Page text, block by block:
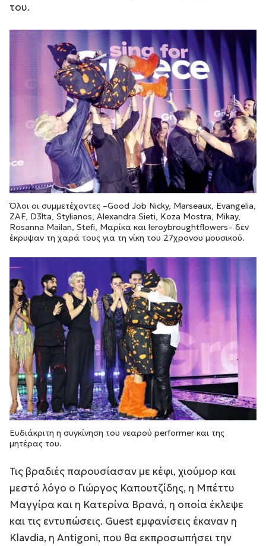
του.
Όλοι οι συμμετέχοντες –Good Job Nicky, Marseaux, Evangelia,
ZAF, D3lta, Stylianos, Alexandra Sieti, Koza Mostra, Mikay,
Rosanna Mailan, Stefi, Μαρίκα και leroybroughtflowers– δεν
έκρυψαν τη χαρά τους για τη νίκη του 27χρονου μουσικού.
Ευδιάκριτη η συγκίνηση του νεαρού performer και της
μητέρας του.
Τις βραδιές παρουσίασαν με κέφι, χιούμορ και
μεστό λόγο ο Γιώργος Καπουτζίδης, η Μπέττυ
Μαγγίρα και η Κατερίνα Βρανά, η οποία έκλεψε
και τις εντυπώσεις. Guest εμφανίσεις έκαναν η
Klavdia, η Antigoni, που θα εκπροσωπήσει την